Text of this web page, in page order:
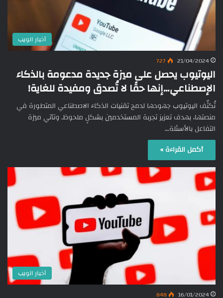
أخبار الويب
21/04/2024
727
اليوتيوب يحصل على ميزة جديدة مدعومة بالذكاء
الإصطناعي…إنها حقًا لا تُصدق ومفيدة للغاية!
تُكثّف اليوتيوب جهودها لدمج تقنيات الذكاء الاصطناعي المتطورة في
منصتها، بهدف تعزيز تجربة المستخدمين بشكلٍ ملحوظ. وتأتي ميزة
التفاعل بالأسئلة…
أكمل القراءة »
أخبار الويب
16/01/2024
848